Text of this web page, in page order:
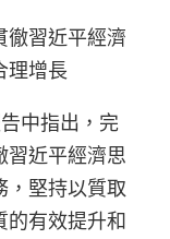
徹習近平經濟
理增長
中指出，完
習近平經濟思
，堅持以質取
的有效提升和